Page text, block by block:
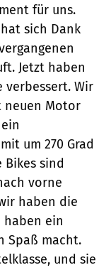
für uns.
sich Dank
Jetzt haben
verbessert. Wir
neuen Motor
um 270 Grad
sind
vorne
haben die
haben ein
Spaß macht.
und sie